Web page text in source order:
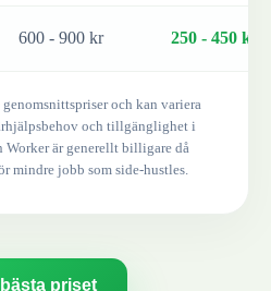
600 - 900 kr 250 - 450 kr
och kan variera
och tillgänglighet i
Worker är generellt billigare då
mindre jobb som side-hustles.
priset